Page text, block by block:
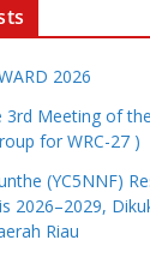
2026
3rd Meeting of
for WRC-27 )
(YC5NNF)
2026–2029,
Riau